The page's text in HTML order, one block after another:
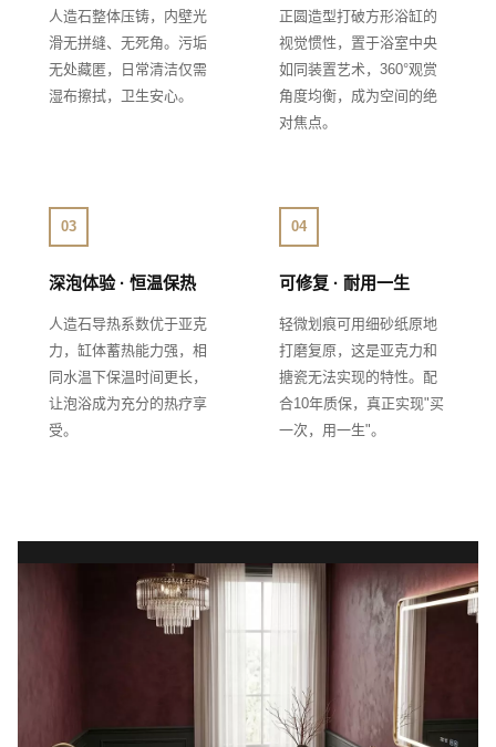
人造石整体压铸，内壁光
滑无拼缝、无死角。污垢
无处藏匿，日常清洁仅需
湿布擦拭，卫生安心。
正圆造型打破方形浴缸的
视觉惯性，置于浴室中央
如同装置艺术，360°观赏
角度均衡，成为空间的绝
对焦点。
03
深泡体验 · 恒温保热
人造石导热系数优于亚克
力，缸体蓄热能力强，相
同水温下保温时间更长，
让泡浴成为充分的热疗享
受。
04
可修复 · 耐用一生
轻微划痕可用细砂纸原地
打磨复原，这是亚克力和
搪瓷无法实现的特性。配
合10年质保，真正实现"买
一次，用一生"。